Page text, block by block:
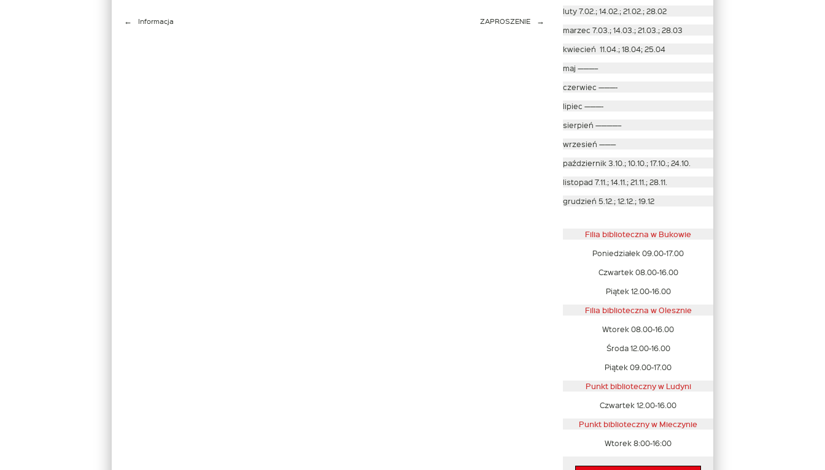
Nawigacja
Informacja ZAPROSZENIE
luty 7.02.; 14.02.; 21.02.; 28.02
marzec 7.03.; 14.03.; 21.03.; 28.03
kwiecień 11.04.; 18.04; 25.04
maj ———–
czerwiec ———-
lipiec ———-
sierpień ————–
wrzesień ———
październik 3.10.; 10.10.; 17.10.; 24.10.
listopad 7.11.; 14.11.; 21.11.; 28.11.
grudzień 5.12.; 12.12.; 19.12
Filia biblioteczna w Bukowie
Poniedziałek 09.00-17.00
Czwartek 08.00-16.00
Piątek 12.00-16.00
Filia biblioteczna w Olesznie
Wtorek 08.00-16.00
Środa 12.00-16.00
Piątek 09.00-17.00
Punkt biblioteczny w Ludyni
Czwartek 12.00-16.00
Punkt biblioteczny w Mieczynie
Wtorek 8:00-16:00